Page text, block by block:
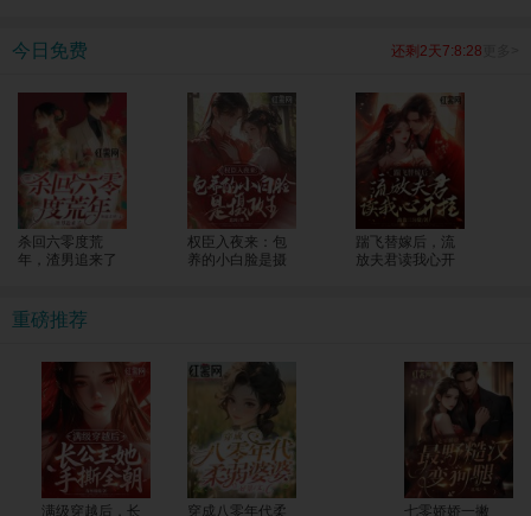
今日免费 还剩2天7:8:27
杀回六零度荒
年，渣男追来了
权臣入夜来：包
养的小白脸是摄
踹飞替嫁后，流
放夫君读我心开
重磅推荐
满级穿越后，长
穿成八零年代柔
七零娇娇一撇